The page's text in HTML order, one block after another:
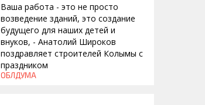
Ваша работа - это не просто
возведение зданий, это создание
будущего для наших детей и
внуков, - Анатолий Широков
поздравляет строителей Колымы с
праздником
ОБЛДУМА